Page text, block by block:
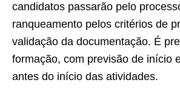
candidatos passarão pelo
ranqueamento pelos critérios de
validação da documentação. É
formação, com previsão de início
antes do início das atividades.